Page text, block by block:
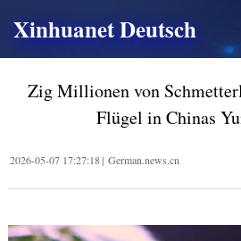
Xinhuanet Deutsch
Zig Millionen von
Flügel in Chinas
2026-05-07 17:27:18| German.news.cn